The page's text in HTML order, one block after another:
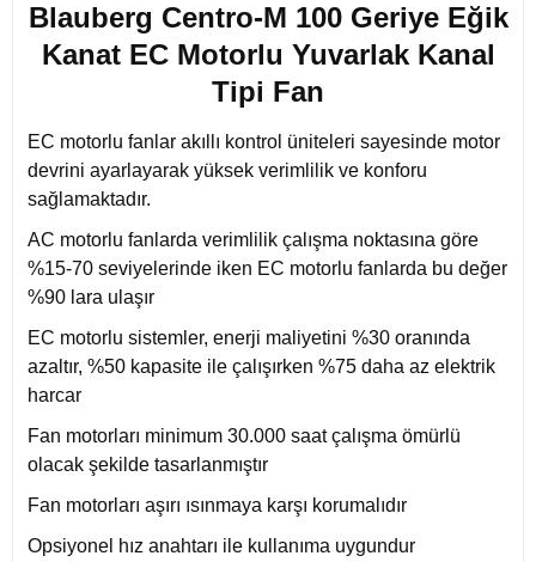
Blauberg Centro-M 100 Geriye Eğik
Kanat EC Motorlu Yuvarlak Kanal
Tipi Fan
EC motorlu fanlar akıllı kontrol üniteleri sayesinde motor
devrini ayarlayarak yüksek verimlilik ve konforu
sağlamaktadır.
AC motorlu fanlarda verimlilik çalışma noktasına göre
%15-70 seviyelerinde iken EC motorlu fanlarda bu değer
%90 lara ulaşır
EC motorlu sistemler, enerji maliyetini %30 oranında
azaltır, %50 kapasite ile çalışırken %75 daha az elektrik
harcar
Fan motorları minimum 30.000 saat çalışma ömürlü
olacak şekilde tasarlanmıştır
Fan motorları aşırı ısınmaya karşı korumalıdır
Opsiyonel hız anahtarı ile kullanıma uygundur